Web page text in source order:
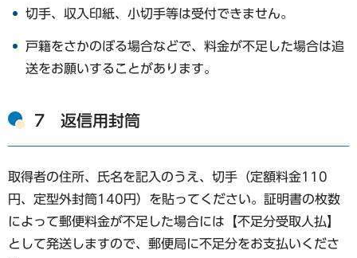
切手、収入印紙、小切手等は受付できません。
戸籍をさかのぼる場合などで、料金が不足した場合は追
送をお願いすることがあります。
7 返信用封筒
取得者の住所、氏名を記入のうえ、切手（定額料金110
円、定型外封筒140円）を貼ってください。証明書の枚数
によって郵便料金が不足した場合には【不足分受取人払】
として発送しますので、郵便局に不足分をお支払いくださ